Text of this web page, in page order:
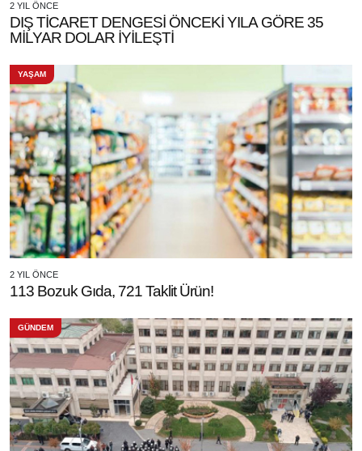
2 YIL ÖNCE
DIŞ TİCARET DENGESİ ÖNCEKİ YILA GÖRE 35
MİLYAR DOLAR İYİLEŞTİ
YAŞAM
2 YIL ÖNCE
113 Bozuk Gıda, 721 Taklit Ürün!
GÜNDEM